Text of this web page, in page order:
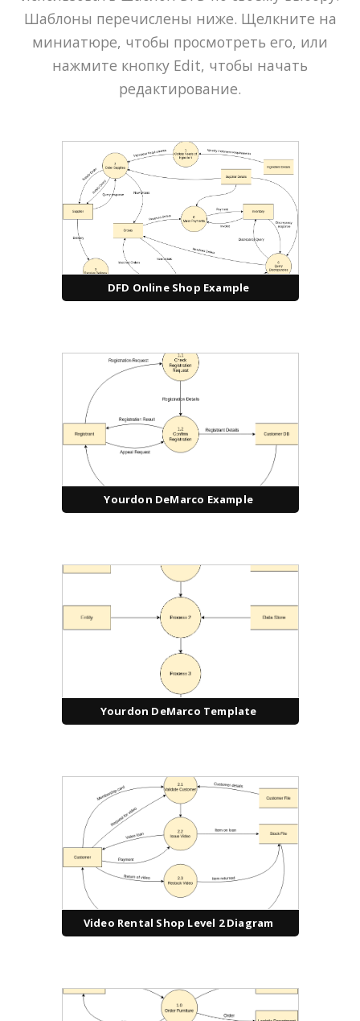
Шаблоны перечислены ниже. Щелкните на
миниатюре, чтобы просмотреть его, или
нажмите кнопку Edit, чтобы начать
редактирование.
DFD Online Shop Example
Yourdon DeMarco Example
Yourdon DeMarco Template
Video Rental Shop Level 2 Diagram